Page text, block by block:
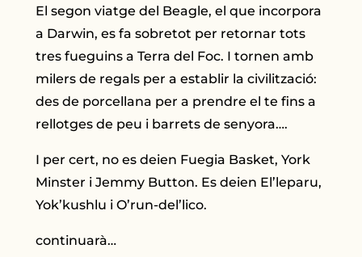
El segon viatge del Beagle, el que incorpora
a Darwin, es fa sobretot per retornar tots
tres fueguins a Terra del Foc. I tornen amb
milers de regals per a establir la civilització:
des de porcellana per a prendre el te fins a
rellotges de peu i barrets de senyora….
I per cert, no es deien Fuegia Basket, York
Minster i Jemmy Button. Es deien El’leparu,
Yok’kushlu i O’run-del’lico.
continuarà…